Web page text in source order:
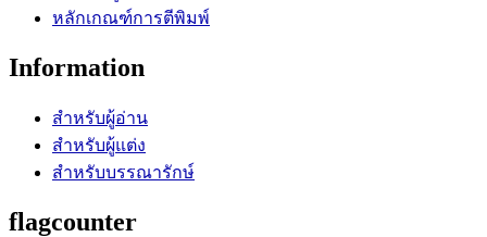
หลักเกณฑ์การตีพิมพ์
Information
สำหรับผู้อ่าน
สำหรับผู้แต่ง
สำหรับบรรณารักษ์
flagcounter